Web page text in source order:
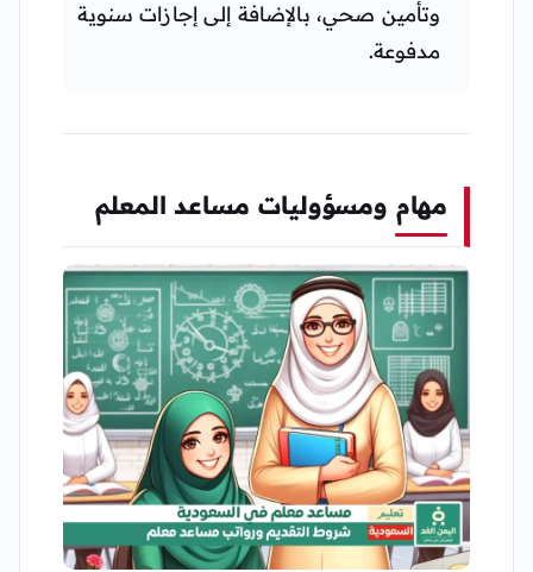
وتأمين صحي، بالإضافة إلى إجازات سنوية
مدفوعة.
مهام ومسؤوليات مساعد المعلم